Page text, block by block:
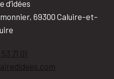
d’idées
69300 Caluire-et-
71 01